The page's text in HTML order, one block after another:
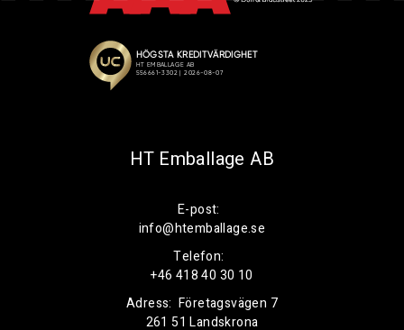
HT Emballage AB
E-post:
info@htemballage.se
Telefon:
+46 418 40 30 10
Adress: Företagsvägen 7
261 51 Landskrona